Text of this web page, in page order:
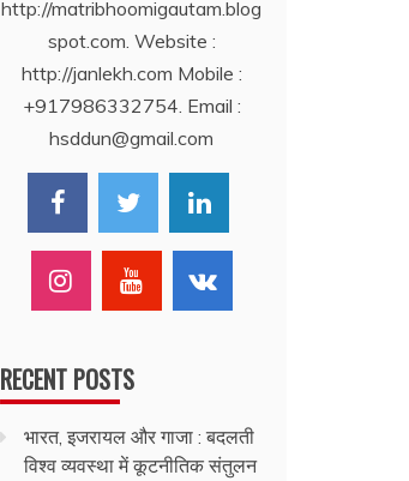
http://matribhoomigautam.blog
spot.com. Website :
http://janlekh.com Mobile :
+917986332754. Email :
hsddun@gmail.com
RECENT POSTS
भारत, इजरायल और गाजा : बदलती
विश्व व्यवस्था में कूटनीतिक संतुलन